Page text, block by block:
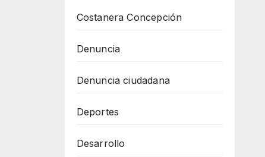
Costanera Concepción
Denuncia
Denuncia ciudadana
Deportes
Desarrollo